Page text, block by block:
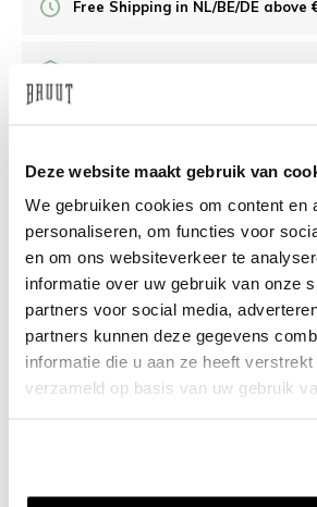
Deze website maakt gebruik van
We gebruiken cookies om content en
personaliseren, om functies voor
en om ons websiteverkeer te
informatie over uw gebruik van onze
partners voor social media,
partners kunnen deze gegevens
informatie die u aan ze heeft
verzameld op basis van uw gebruik
Free Shipping in NL/BE/DE above
Need help?We're glad to help
info@bruut.nl Live chat
About this product
Shipment and returns